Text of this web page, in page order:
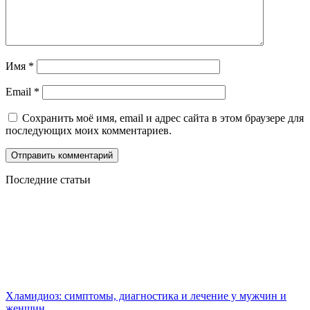
Имя *
Email *
Сохранить моё имя, email и адрес сайта в этом браузере для
последующих моих комментариев.
Последние статьи
Хламидиоз: симптомы, диагностика и лечение у мужчин и